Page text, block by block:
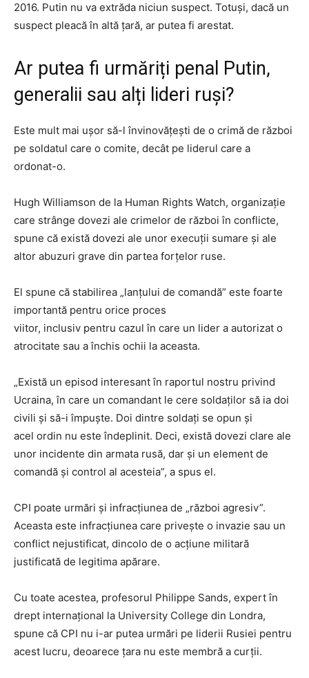
2016. Putin nu va extrăda niciun suspect. Totuși, dacă un
suspect pleacăîn altă țară, ar putea fi arestat.
Ar putea fi urmăriți penal Putin,
generalii sau alți lideri ruși?
Este mult mai ușor să-lînvinovățești de o crimă de război
pe soldatul care o comite, decât pe liderul care a
ordonat-o.
Hugh Williamson de la Human Rights Watch, organizație
care strânge dovezi ale crimelor de război în conflicte,
spune că există dovezi ale unor execuții sumare și ale
altor abuzuri grave din partea forțelor ruse.
El spune că stabilirea „lanțului de comandă” este foarte
importantă pentru orice proces
viitor, inclusiv pentru cazul în care un lider a autorizat o
atrocitate sau a închis ochii la aceasta.
„Există un episod interesant în raportul nostru privind
Ucraina, în care un comandant le cere soldaților să ia doi
civili și să-i împuște. Doi dintre soldați se opun și
acel ordin nu este îndeplinit. Deci, există dovezi clare ale
unor incidente din armata rusă, dar și un element de
comandă și control al acesteia”, a spus el.
CPI poate urmări și infracțiunea de „război agresiv”.
Aceasta este infracțiunea care privește o invazie sau un
conflict nejustificat, dincolo de o acțiune militară
justificată de legitima apărare.
Cu toate acestea, profesorul Philippe Sands, expert în
drept internațional la University College din Londra,
spune că CPI nu i-ar putea urmări pe liderii Rusiei pentru
acest lucru, deoarece țara nu este membră a curții.